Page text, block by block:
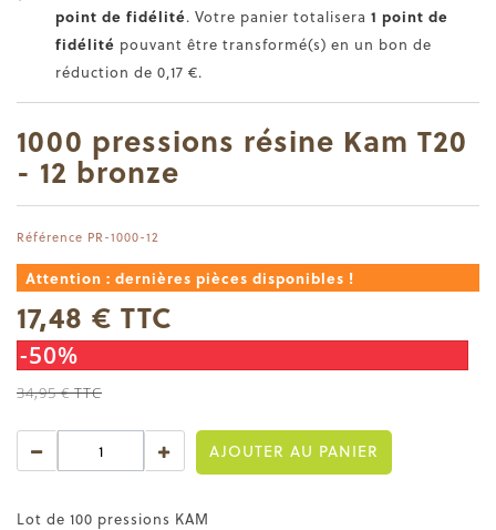
point de fidélité. Votre panier totalisera 1 point de
fidélité pouvant être transformé(s) en un bon de
réduction de 0,17 €.
1000 pressions résine Kam T20
- 12 bronze
Référence PR-1000-12
Attention : dernières pièces disponibles !
17,48 € TTC
-50%
34,95 €TTC
AJOUTER AU PANIER
Lot de 100 pressions KAM